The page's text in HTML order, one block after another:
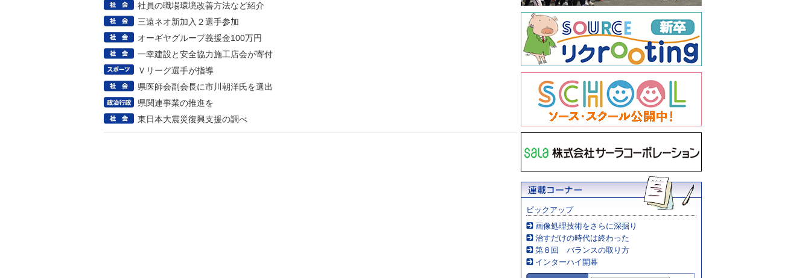
社員の職場環境改善方法など紹介
三遠ネオ新加入２選手参加
オーギヤグループ義援金100万円
一幸建設と安全協力施工店会が寄付
Ｖリーグ選手が指導
県医師会副会長に市川朝洋氏を選出
県関連事業の推進を
東日本大震災復興支援の調べ
ピックアップ
画像処理技術をさらに深掘り
治すだけの時代は終わった
第８回 バランスの取り方
インターハイ開幕